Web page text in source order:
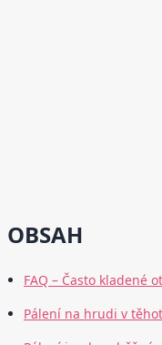
OBSAH
FAQ – Často kladené
Pálení na hrudi v